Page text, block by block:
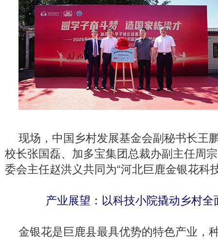
现场，中国乡村发展基金会副秘书长王
校长张国磊、加多宝集团总裁办副主任周
委会主任赵洪义共同为“河北巨鹿金银花科
产业展望：以科技小院撬动乡村全
金银花是巨鹿县最具优势的特色产业，